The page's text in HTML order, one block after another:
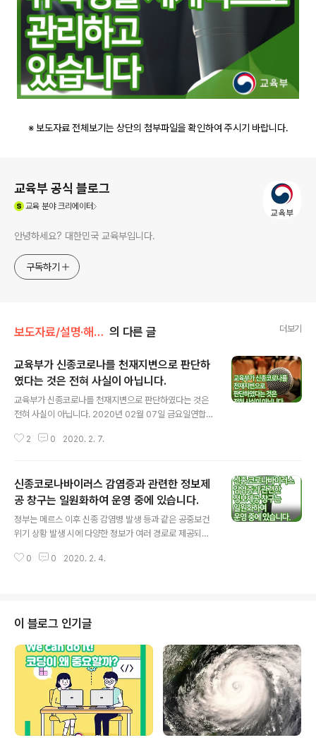
※ 보도자료 전체보기는 상단의 첨부파일을 확인하여 주시기 바랍니다.
교육부 공식 블로그
교육분야 크리에이터
안녕하세요? 대한민국 교육부입니다.
구독하기
보도자료/설명·해명자료 의 다른 글 더보기
교육부가 신종코로나를 천재지변으로 판단하
였다는 것은 전혀 사실이 아닙니다.
교육부가 신종코로나를 천재지변으로 판단하였다는 것은
전혀 사실이 아닙니다. 2020년 02월 07일 금요일연합뉴
변’ 판단... 수업일 단축허용' 보도내용에 관련하여 알려드
인적인 판단입니다. 향후 교육부는 근거 없는 오보를 통해
국민들의 불필요한 오해와 불안감을 증폭시키는 기사에 대
해서는 정정보도 및 반론보도를 청구하는 등 강력 대응할
예정입니다. 교육부는 신종 코로나바이러스 감염증 확산
방지를 위해 메르스 발생 당시 정부의 대응 선례 등을 종합
적으로 고려, 학교장이 법정 수업일수(유치원 180일, 초･
2 0 2020. 2. 7.
신종코로나바이러스 감염증과 관련한 정보제
공 창구는 일원화하여 운영 중에 있습니다.
정부는 메르스 이후 신종 감염병 발생 등과 같은 공중보건
위기 상황 발생 시에 다양한 정보가 여러 경로로 제공되어
리본부에 국민소통채널*을 구축하여 운영 중(`16.10월∼)
정보에 대해서는 교육부와 보건복지부가 협의하여 각 시‧
도교육청을 통해 각급 학교에 전파하고 있습니다. ​ ​ 앞으로
교육부는 신종 감염병으로 인한 공중보건 위기 상황 시 질
병보건정보와 같은 전문적인 정보에 대해서는 정부의 일원
화된 창구를 통해 제공하되, 학교 휴업현황 등 다양한 학교
운영 정보에 대해서는 교육..
0 0 2020. 2. 4.
이 블로그 인기글